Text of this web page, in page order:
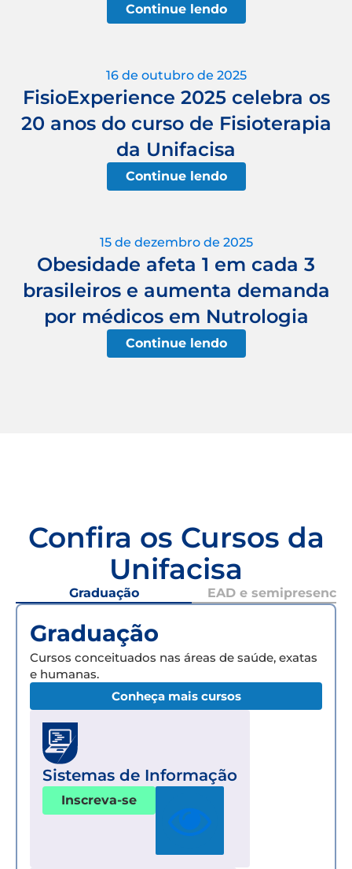
Continue lendo
16 de outubro de 2025
FisioExperience 2025 celebra os
20 anos do curso de Fisioterapia
da Unifacisa
Continue lendo
15 de dezembro de 2025
Obesidade afeta 1 em cada 3
brasileiros e aumenta demanda
por médicos em Nutrologia
Continue lendo
Confira os Cursos da
Unifacisa
Graduação EAD e semipresencial
Graduação
Cursos conceituados nas áreas de saúde, exatas
e humanas.
Conheça mais cursos
Sistemas de Informação
Inscreva-se